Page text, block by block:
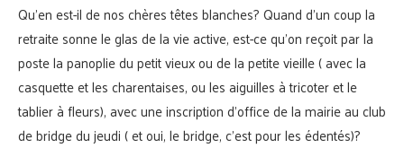
Qu’en est-il de nos chères têtes blanches? Quand d’un coup la
retraite sonne le glas de la vie active, est-ce qu’on reçoit par la
poste la panoplie du petit vieux ou de la petite vieille ( avec la
casquette et les charentaises, ou les aiguilles à tricoter et le
tablier à fleurs), avec une inscription d’office de la mairie au club
de bridge du jeudi ( et oui, le bridge, c’est pour les édentés)?